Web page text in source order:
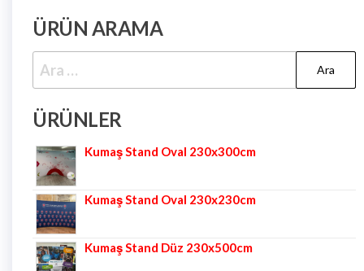
ÜRÜN ARAMA
ÜRÜNLER
Kumaş Stand Oval 230x300cm
Kumaş Stand Oval 230x230cm
Kumaş Stand Düz 230x500cm